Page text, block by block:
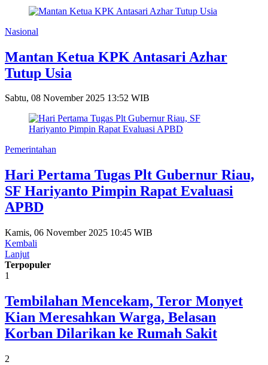
Nasional
Mantan Ketua KPK Antasari Azhar
Tutup Usia
Sabtu, 08 November 2025 13:52 WIB
Pemerintahan
Hari Pertama Tugas Plt Gubernur Riau,
SF Hariyanto Pimpin Rapat Evaluasi
APBD
Kamis, 06 November 2025 10:45 WIB
Kembali
Lanjut
Terpopuler
1
Tembilahan Mencekam, Teror Monyet
Kian Meresahkan Warga, Belasan
Korban Dilarikan ke Rumah Sakit
2